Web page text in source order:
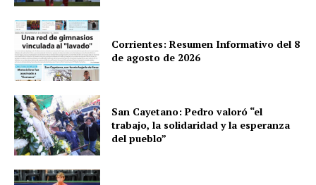
Corrientes: Resumen Informativo del 8
de agosto de 2026
San Cayetano: Pedro valoró “el
trabajo, la solidaridad y la esperanza
del pueblo”